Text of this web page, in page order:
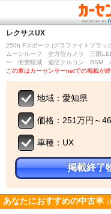
レクサスUX
250h Fスポーツ (グラファイトブラ
ムーンルーフ 全方位カメラ 三眼
ー 衝突軽減 追従クルコン BSM
この車はカーセンサーnetでの掲載が終
地域：愛知県
価格：251万円～
車種：UX
掲載終了
あなたにおすすめの中古車